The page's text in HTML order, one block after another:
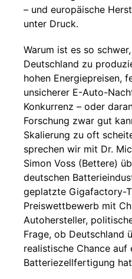
– und europäische
unter Druck.
Warum ist es so
Deutschland zu
hohen Energiepreisen,
unsicherer E-Auto-
Konkurrenz – oder
Forschung zwar gut
Skalierung zu oft
sprechen wir mit Dr.
Simon Voss (Bettere)
deutschen
geplatzte Gigafactory-
Preiswettbewerb mit
Autohersteller,
Frage, ob Deutschland
realistische Chance auf
Batteriezellfertigung